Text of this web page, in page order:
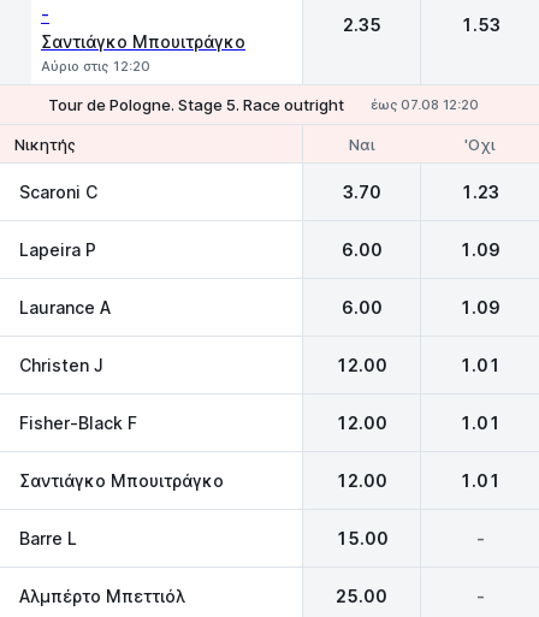
-
Σαντιάγκο Μπουιτράγκο
Αύριο στις 12:20
2.35 1.53
Tour de Pologne. Stage 5. Race outright έως 07.08 12:20
Νικητής Ναι 'Οχι
Scaroni C 3.70 1.23
Lapeira P 6.00 1.09
Laurance A 6.00 1.09
Christen J 12.00 1.01
Fisher-Black F 12.00 1.01
Σαντιάγκο Μπουιτράγκο 12.00 1.01
Barre L 15.00 -
Αλμπέρτο Μπεττιόλ 25.00 -